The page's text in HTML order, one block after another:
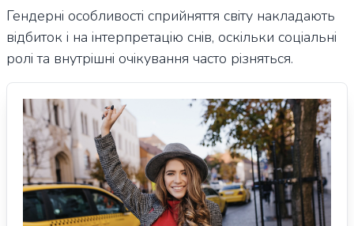
Гендерні особливості сприйняття світу накладають
відбиток і на інтерпретацію снів, оскільки соціальні
ролі та внутрішні очікування часто різняться.